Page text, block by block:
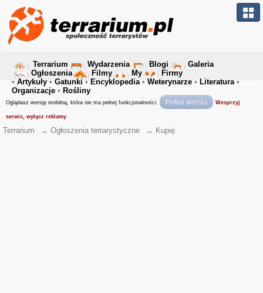
Terrarium Wydarzenia Blogi
Galeria
Ogłoszenia
Filmy My
Firmy
• Artykuły • Gatunki • Encyklopedia• Weterynarze • Literatura•
Organizacje • Rośliny
Oglądasz wersję mobilną, która nie ma pełnej funkcjonalności. Pełna wersja Wesprzyj
serwis, wyłącz reklamy
Terrarium → Ogłoszenia terrarystyczne → Kupię